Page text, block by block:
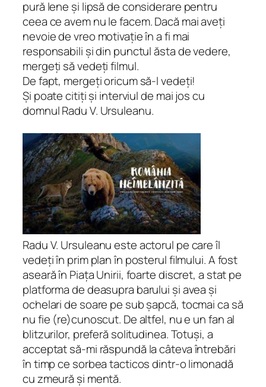
pură lene și lipsă de considerare pentru
ceea ce avem nu le facem. Dacă mai aveți
nevoie de vreo motivație în a fi mai
responsabili și din punctul ăsta de vedere,
mergeți să vedeți filmul.
De fapt, mergeți oricum să-l vedeți!
Și poate citiți și interviul de mai jos cu
domnul Radu V. Ursuleanu.
Radu V. Ursuleanu este actorul pe care îl
vedeți în prim plan în posterul filmului. A fost
aseară în Piața Unirii, foarte discret, a stat pe
platforma de deasupra barului și avea și
ochelari de soare pe sub șapcă, tocmai ca să
nu fie (re)cunoscut. De altfel, nu e un fan al
blitzurilor, preferă solitudinea. Totuși, a
acceptat să-mi răspundă la câteva întrebări
în timp ce sorbea tacticos dintr-o limonadă
cu zmeură și mentă.